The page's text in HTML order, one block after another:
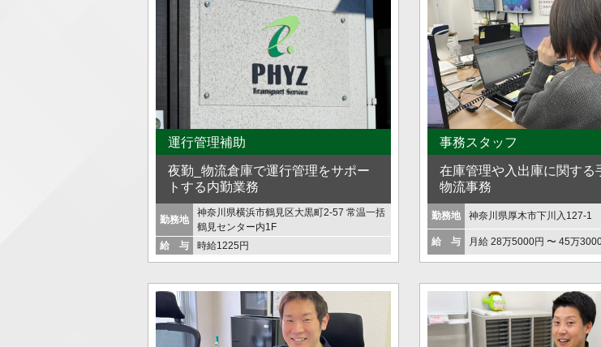
運行管理補助
夜勤_物流倉庫で運行管理をサポー
トする内勤業務
勤務地
神奈川県横浜市鶴見区大黒町2-57 常温一括
鶴見センター内1F
給 与
時給1225円
事務スタッフ
在庫管理や入出庫に関する
物流事務
勤務地 神奈川県厚木市下川入127-1
給 与 月給 28万5000円 〜 45万